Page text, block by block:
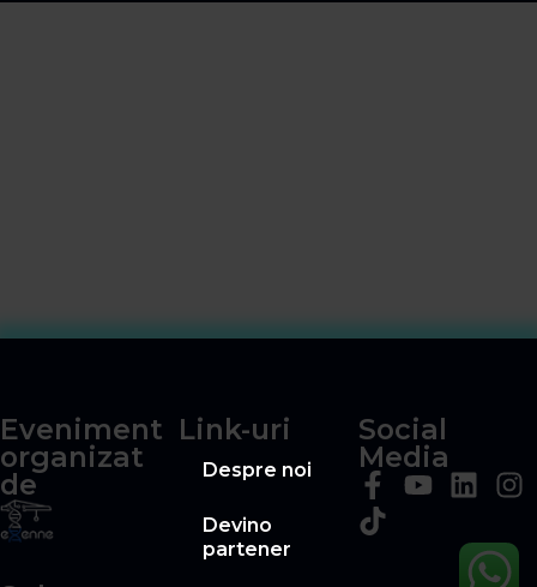
Eveniment
organizat
de
Link-uri
Despre noi
Devino
partener
Social
Media